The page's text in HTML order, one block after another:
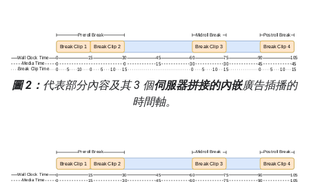
圖 2： 代表部分內容及其 3 個伺服器拼接的內嵌廣告插播的
時間軸。